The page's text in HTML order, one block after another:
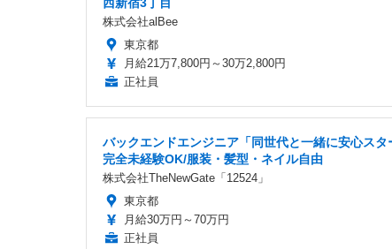
株式会社alBee
東京都
月給21万7,800円～30万2,800円
正社員
バックエンドエンジニア「同世代と一緒に安心スタ
完全未経験OK/服装・髪型・ネイル自由
株式会社TheNewGate「12524」
東京都
月給30万円～70万円
正社員